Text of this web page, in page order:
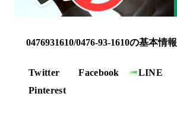
0476931610/0476-93-1610の基本情報
Twitter Facebook LINE
Pinterest